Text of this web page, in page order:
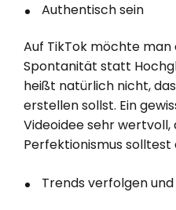
Authentisch sein
Auf TikTok möchte
Spontanität statt
heißt natürlich nicht,
erstellen sollst. Ein
Videoidee sehr
Perfektionismus
Trends verfolgen